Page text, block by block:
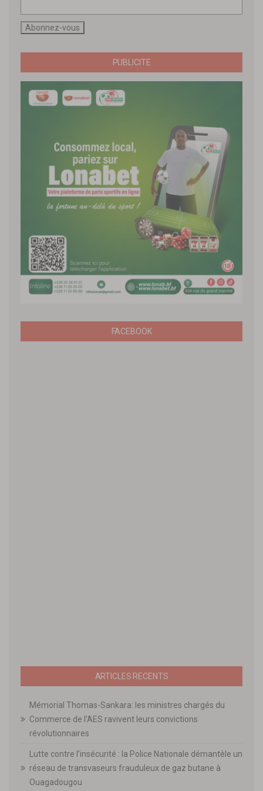
PUBLICITE
FACEBOOK
ARTICLES RECENTS
Mémorial Thomas-Sankara: les ministres chargés du
Commerce de l’AES ravivent leurs convictions
révolutionnaires
Lutte contre l’insécurité : la Police Nationale démantèle un
réseau de transvaseurs frauduleux de gaz butane à
Ouagadougou